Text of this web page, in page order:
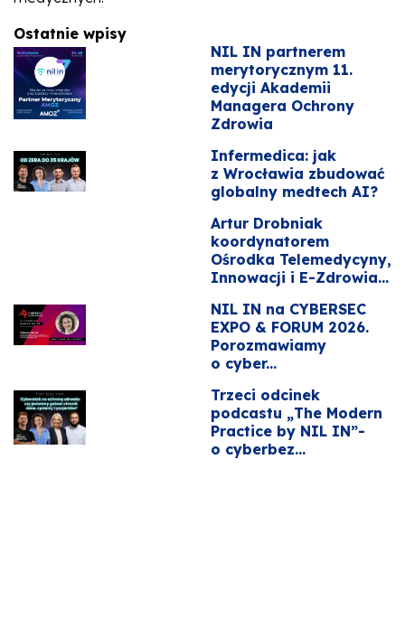
Ostatnie wpisy
NIL IN partnerem
merytorycznym 11.
edycji Akademii
Managera Ochrony
Zdrowia
Infermedica: jak
z Wrocławia zbudować
globalny medtech AI?
Artur Drobniak
koordynatorem
Ośrodka Telemedycyny,
Innowacji i E-Zdrowia...
NIL IN na CYBERSEC
EXPO & FORUM 2026.
Porozmawiamy
o cyber...
Trzeci odcinek
podcastu „The Modern
Practice by NIL IN”-
o cyberbez...